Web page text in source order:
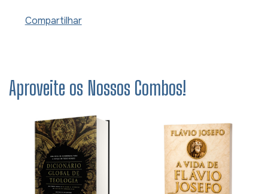
Compartilhar
Aproveite os Nossos Combos!